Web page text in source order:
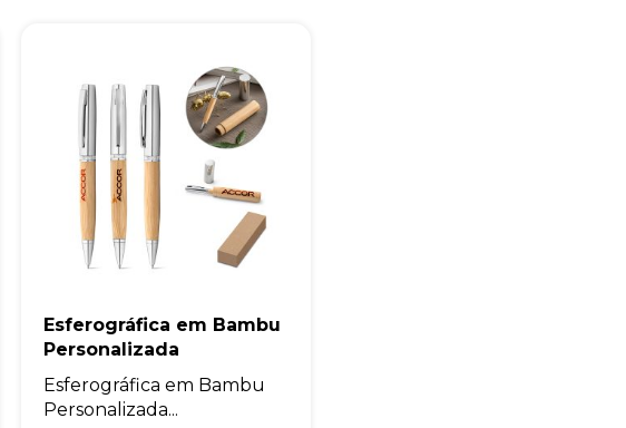
Esferográfica em Bambu
Personalizada
Esferográfica em Bambu
Personalizada...
+55
Eu concordo em receber comunicações.
A nossa empresa está comprometida a proteger e respeitar sua
marketing. Você pode alterar suas preferências a qualquer
momento.